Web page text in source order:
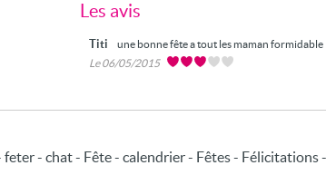
Les avis
Titi
une bonne fête a tout les maman formidable
Le 06/05/2015
feter - chat - Fête - calendrier - Fêtes -